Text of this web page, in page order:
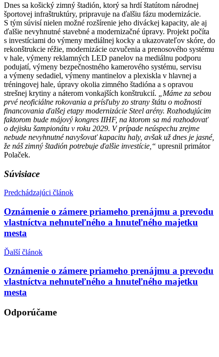
Dnes sa košický zimný štadión, ktorý sa hrdí štatútom národnej
športovej infraštruktúry, pripravuje na ďalšiu fázu modernizácie.
S tým súvisí nielen možné rozšírenie jeho diváckej kapacity, ale aj
ďalšie nevyhnutné stavebné a modernizačné úpravy. Projekt počíta
s investíciami do výmeny mediálnej kocky a ukazovateľov skóre, do
rekonštrukcie réžie, modernizácie ozvučenia a prenosového systému
v hale, výmeny reklamných LED panelov na mediálnu podporu
podujatí, výmeny bezpečnostného kamerového systému, servisu
a výmeny sedadiel, výmeny mantinelov a plexiskla v hlavnej a
tréningovej hale, úpravy okolia zimného štadióna a s opravou
strešnej krytiny a náterom vonkajších konštrukcií.
„Máme za sebou
prvé neoficiálne rokovania a prísľuby zo strany štátu o možnosti
financovania ďalšej etapy modernizácie Steel arény. Rozhodujúcim
faktorom bude májový kongres IIHF, na ktorom sa má rozhodovať
o dejisku šampionátu v roku 2029. V prípade neúspechu zrejme
nebude nevyhnutné navyšovať kapacitu haly, avšak už dnes je jasné,
že náš zimný štadión potrebuje ďalšie investície,“ upresnil primátor
Polaček.
Súvisiace
Predchádzajúci článok
Oznámenie o zámere priameho prenájmu a prevodu
vlastníctva nehnuteľného a hnuteľného majetku
mesta
Ďalší článok
Oznámenie o zámere priameho prenájmu a prevodu
vlastníctva nehnuteľného a hnuteľného majetku
mesta
Odporúčame